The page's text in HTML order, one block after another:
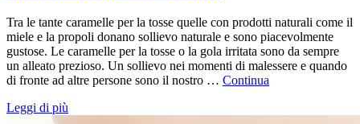
Tra le tante caramelle per la tosse quelle con prodotti naturali come il
miele e la propoli donano sollievo naturale e sono piacevolmente
gustose. Le caramelle per la tosse o la gola irritata sono da sempre
un alleato prezioso. Un sollievo nei momenti di malessere e quando
di fronte ad altre persone sono il nostro … Continua
Leggi di più